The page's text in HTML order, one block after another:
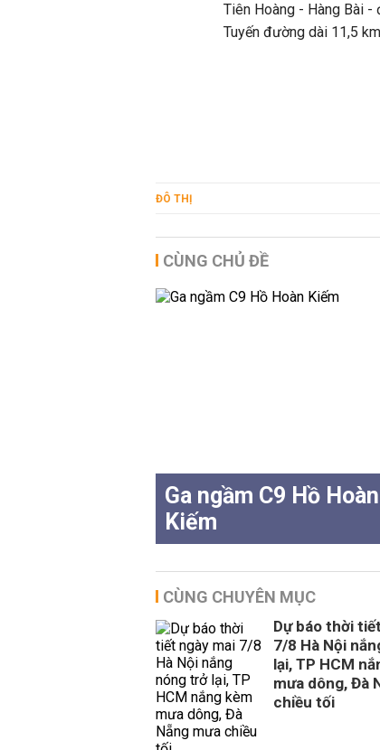
Tiên Hoàng - Hàng Bài
Tuyến đường dài 11,5
ĐÔ THỊ
CÙNG CHỦ ĐỀ
Ga ngầm C9 Hồ Hoàn
Kiếm
CÙNG CHUYÊN MỤC
Dự báo thời
7/8 Hà Nội
lại, TP HCM
mưa dông, Đà
chiều tối